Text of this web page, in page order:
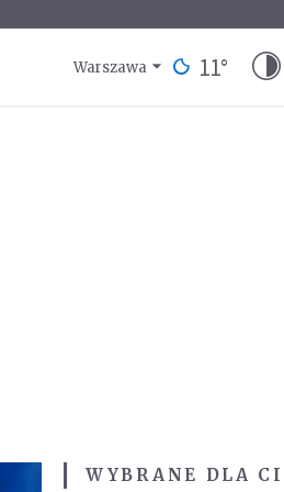
Warszawa 11°
WYBRANE DLA